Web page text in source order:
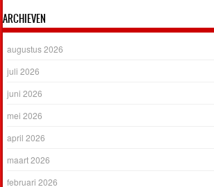
ARCHIEVEN
augustus 2026
juli 2026
juni 2026
mei 2026
april 2026
maart 2026
februari 2026